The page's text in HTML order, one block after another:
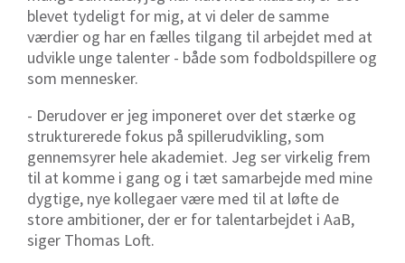
blevet tydeligt for mig, at vi deler de samme
værdier og har en fælles tilgang til arbejdet med at
udvikle unge talenter - både som fodboldspillere og
som mennesker.
- Derudover er jeg imponeret over det stærke og
strukturerede fokus på spillerudvikling, som
gennemsyrer hele akademiet. Jeg ser virkelig frem
til at komme i gang og i tæt samarbejde med mine
dygtige, nye kollegaer være med til at løfte de
store ambitioner, der er for talentarbejdet i AaB,
siger Thomas Loft.